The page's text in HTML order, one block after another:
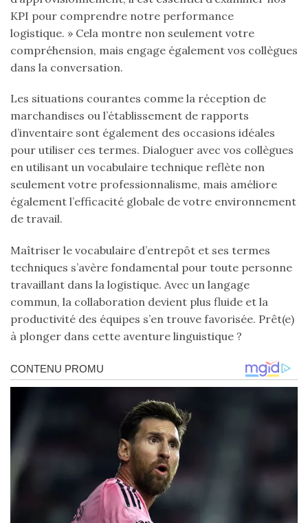
KPI pour comprendre notre performance
logistique. » Cela montre non seulement votre
compréhension, mais engage également vos collègues
dans la conversation.
Les situations courantes comme la réception de
marchandises ou l’établissement de rapports
d’inventaire sont également des occasions idéales
pour utiliser ces termes. Dialoguer avec vos collègues
en utilisant un vocabulaire technique reflète non
seulement votre professionnalisme, mais améliore
également l’efficacité globale de votre environnement
de travail.
Maîtriser le vocabulaire d’entrepôt et ses termes
techniques s’avère fondamental pour toute personne
travaillant dans la logistique. Avec un langage
commun, la collaboration devient plus fluide et la
productivité des équipes s’en trouve favorisée. Prêt(e)
à plonger dans cette aventure linguistique ?